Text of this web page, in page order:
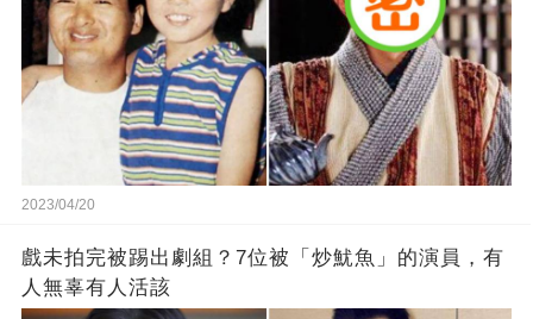
2023/04/20
戲未拍完被踢出劇組？7位被「炒魷魚」的演員，有
人無辜有人活該